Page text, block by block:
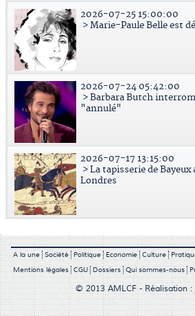
2026-07-25 15:00:00
> Marie-Paule Belle est
2026-07-24 05:42:00
> Barbara Butch
"annulé"
2026-07-17 13:15:00
> La tapisserie de
Londres
A la une Société Politique Economie Culture
Mentions légales CGU Dossiers Qui sommes-nous
© 2013 AMLCF - Réalisation :